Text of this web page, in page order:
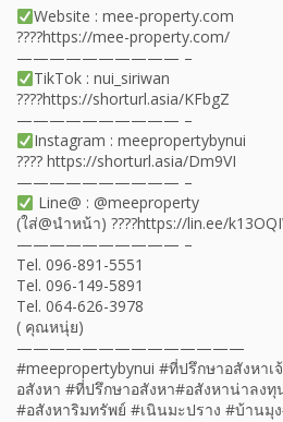
Website : mee-property.com
????https://mee-property.com/
—————————— –
TikTok : nui_siriwan
????https://shorturl.asia/KFbgZ
—————————— –
Instagram : meepropertybynui
???? https://shorturl.asia/Dm9VI
—————————— –
Line@ : @meeproperty
(ใส่@นำหน้า) ????https://lin.ee/
—————————— –
Tel. 096-891-5551
Tel. 096-149-5891
Tel. 064-626-3978
( คุณหนุ่ย)
——————————————
#meepropertybynui #ที่ปรึกษาอสังหา
อสังหา #ที่ปรึกษาอสังหา#อสังหาน่าลง
#อสังหาริมทรัพย์ #เนินมะปราง #บ้านมุ